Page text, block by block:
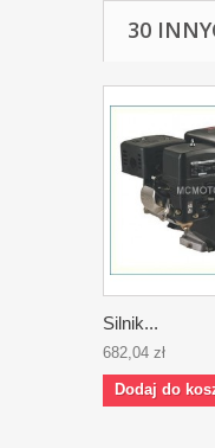
30
Silnik...
682,04 zł
Dodaj do